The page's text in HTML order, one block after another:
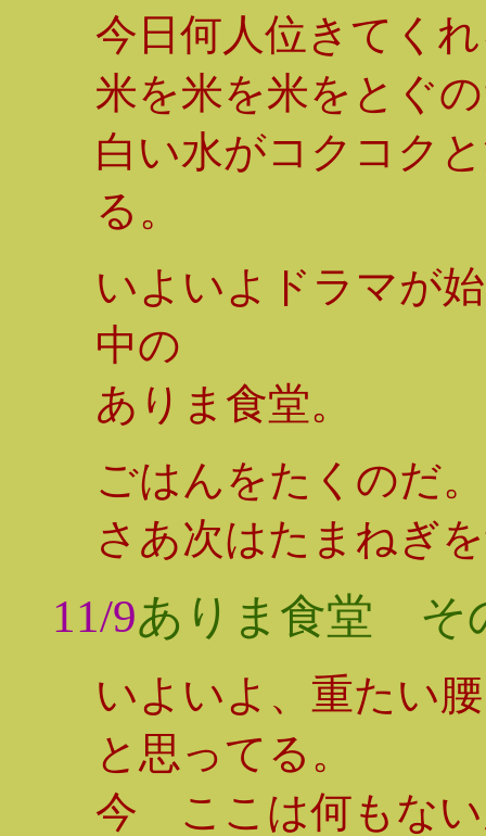
今日何人位きてく
米を米を米をとぐ
白い水がコクコク
る。
いよいよドラマが
中の
ありま食堂。
ごはんをたくのだ
さあ次はたまねぎ
11/9ありま食堂
いよいよ、重たい
と思ってる。
今 ここは何もな